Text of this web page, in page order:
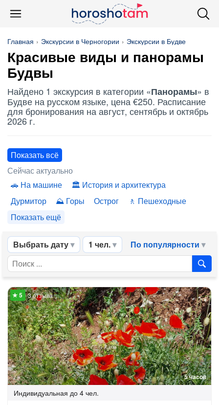
Главная Экскурсии в Черногории Экскурсии в Будве
Красивые виды и панорамы
Будвы
Найдено 1 экскурсия в категории «Панорамы» в
Будве на русском языке, цена €250. Расписание
для бронирования на август, сентябрь и октябрь
2026 г.
Показать всё
Сейчас актуально
На машине
История и архитектура
Дурмитор
Горы Острог
Пешеходные
Показать ещё
Выбрать дату 1 чел. По популярности
5 часов
3 отзыва
Индивидуальная до 4 чел.